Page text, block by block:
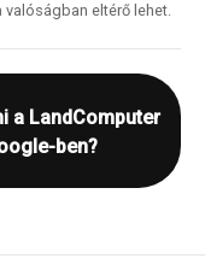
eltérő lehet.
a LandComputer
ben?